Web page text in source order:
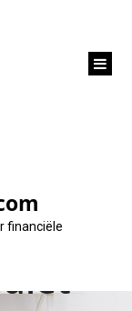
financiële